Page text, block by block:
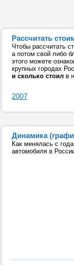
Рассчитать
Чтобы рассчитать
а потом свой либо
этого можете
крупных городах
и сколько стоил в
2007
Динамика
Как менялась с
автомобиля в